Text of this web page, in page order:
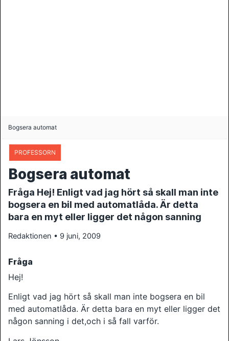
Bogsera automat
PROFESSORN
Bogsera automat
Fråga Hej! Enligt vad jag hört så skall man inte
bogsera en bil med automatlåda. Är detta
bara en myt eller ligger det någon sanning
Redaktionen • 9 juni, 2009
Fråga
Hej!
Enligt vad jag hört så skall man inte bogsera en bil
med automatlåda. Är detta bara en myt eller ligger det
någon sanning i det,och i så fall varför.